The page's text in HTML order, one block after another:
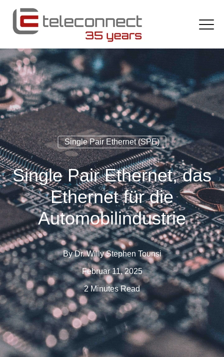
Single Pair Ethernet (SPE)
Single Pair Ethernet, das
Ethernet für die
Automobilindustrie
ByDr. Willy Stephen Tounsi
Februar 11, 2025
2 Minutes Read